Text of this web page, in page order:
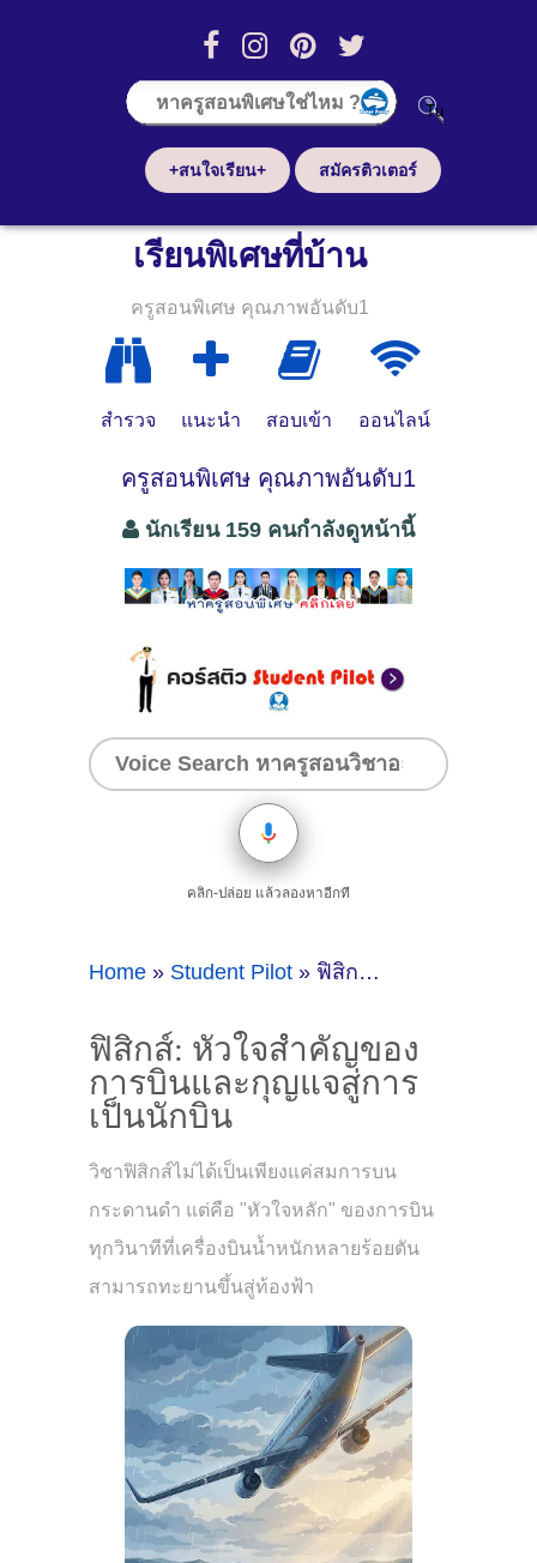
+สนใจเรียน+ สมัครติวเตอร์
เรียนพิเศษที่บ้าน
ครูสอนพิเศษ คุณภาพอันดับ1
สำรวจ แนะนำ สอบเข้า ออนไลน์
ครูสอนพิเศษ คุณภาพอันดับ1
นักเรียน 159 คนกำลังดูหน้านี้
คลิก-ปล่อย แล้วลองหาอีกที
Home » Student Pilot » ฟิสิกส์: หัวใจสำคัญของการบินและกุญแจสู่การเป็นนักบิน
ฟิสิกส์: หัวใจสำคัญของ
การบินและกุญแจสู่การ
เป็นนักบิน
วิชาฟิสิกส์ไม่ได้เป็นเพียงแค่สมการบน
กระดานดำ แต่คือ "หัวใจหลัก" ของการบิน
ทุกวินาทีที่เครื่องบินน้ำหนักหลายร้อยตัน
สามารถทะยานขึ้นสู่ท้องฟ้า